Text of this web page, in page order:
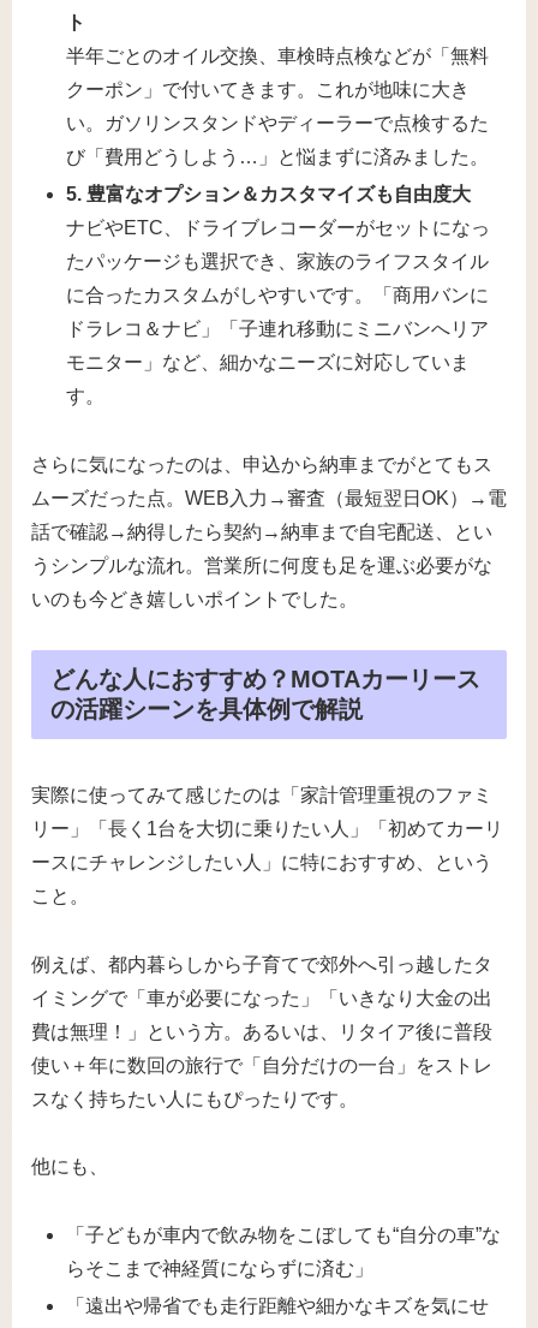
ト
半年ごとのオイル交換、車検時点検などが「無料
クーポン」で付いてきます。これが地味に大き
い。ガソリンスタンドやディーラーで点検するた
び「費用どうしよう…」と悩まずに済みました。
5. 豊富なオプション＆カスタマイズも自由度大
ナビやETC、ドライブレコーダーがセットになっ
たパッケージも選択でき、家族のライフスタイル
に合ったカスタムがしやすいです。「商用バンに
ドラレコ＆ナビ」「子連れ移動にミニバンへリア
モニター」など、細かなニーズに対応していま
す。
さらに気になったのは、申込から納車までがとてもス
ムーズだった点。WEB入力→審査（最短翌日OK）→電
話で確認→納得したら契約→納車まで自宅配送、とい
うシンプルな流れ。営業所に何度も足を運ぶ必要がな
いのも今どき嬉しいポイントでした。
どんな人におすすめ？MOTAカーリース
の活躍シーンを具体例で解説
実際に使ってみて感じたのは「家計管理重視のファミ
リー」「長く1台を大切に乗りたい人」「初めてカーリ
ースにチャレンジしたい人」に特におすすめ、という
こと。
例えば、都内暮らしから子育てで郊外へ引っ越したタ
イミングで「車が必要になった」「いきなり大金の出
費は無理！」という方。あるいは、リタイア後に普段
使い＋年に数回の旅行で「自分だけの一台」をストレ
スなく持ちたい人にもぴったりです。
他にも、
「子どもが車内で飲み物をこぼしても“自分の車”な
らそこまで神経質にならずに済む」
「遠出や帰省でも走行距離や細かなキズを気にせ